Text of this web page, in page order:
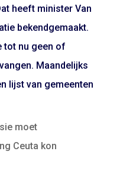
heeft minister Van
bekendgemaakt.
tot nu geen of
Maandelijks
lijst van gemeenten
moet
Ceuta kon